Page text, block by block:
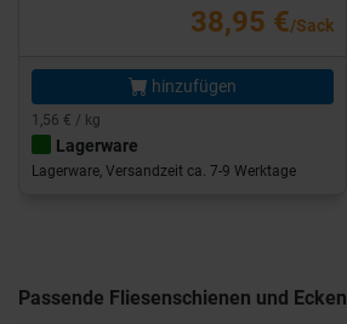
38,95 €/Sack
hinzufügen
1,56 € / kg
Lagerware
Lagerware, Versandzeit ca. 7-9 Werktage
Passende Fliesenschienen und Ecken